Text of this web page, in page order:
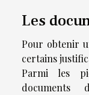
Les
Pour obtenir
certains
Parmi les
documents